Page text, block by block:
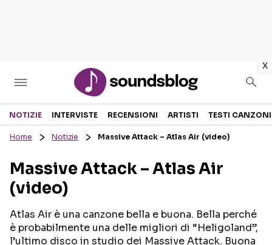
x
Sezioni
RECENSIONI MUSICALI
INTERVISTE
GOSSIP E CURIOSITÀ
TESTI CANZONI
TALENT SHOW
NOTIZIE INTERVISTE RECENSIONI ARTISTI TESTI CANZONI
Home Notizie Massive Attack – Atlas Air (video)
Massive Attack – Atlas Air
(video)
Atlas Air è una canzone bella e buona. Bella perché
è probabilmente una delle migliori di “Heligoland”,
l’ultimo disco in studio dei Massive Attack. Buona